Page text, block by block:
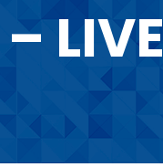
LIVE